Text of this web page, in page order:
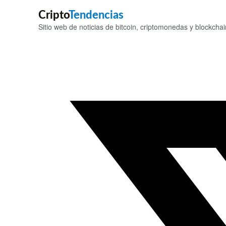
CriptoTendencias
Sitio web de noticias de bitcoin, criptomonedas y